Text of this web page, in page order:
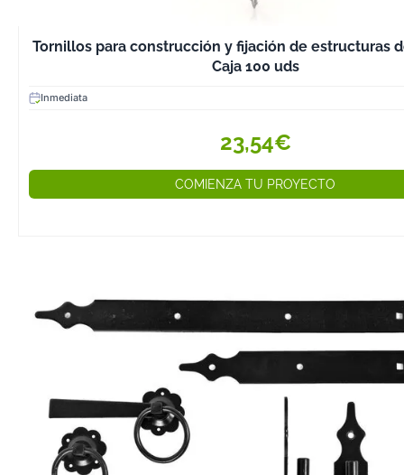
Tornillos para construcción y fijación de estructuras
Caja 100 uds
Inmediata
23,54€
COMIENZA TU PROYECTO